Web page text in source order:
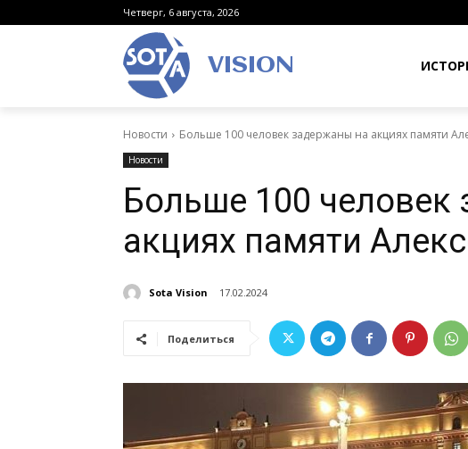
Четверг, 6 августа, 2026
VISION
Новости Больше 100 человек задержаны на акциях памяти
Новости
Больше 100
акциях памяти
Sota Vision 17.02.2024
Поделиться